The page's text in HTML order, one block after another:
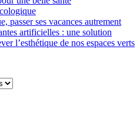
passer ses vacances autrement
artificielles : une solution
l’esthétique de nos espaces verts